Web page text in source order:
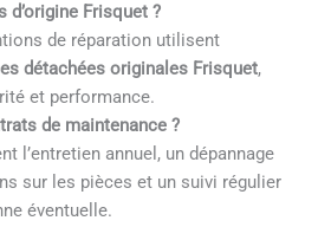
d’origine Frisquet ?
de réparation utilisent
détachées originales Frisquet,
et performance.
de maintenance ?
l’entretien annuel, un dépannage
sur les pièces et un suivi régulier
éventuelle.